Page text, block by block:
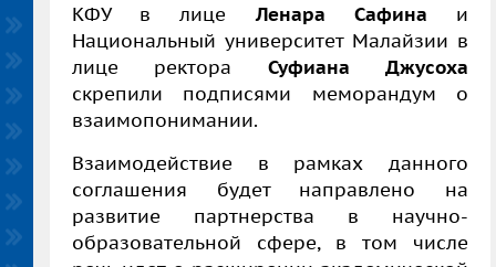
КФУ в лицеЛенара Сафина и
Национальный университет Малайзии в
лице ректора Суфиана Джусоха
скрепили подписями меморандум о
взаимопонимании.
Взаимодействие в рамках данного
соглашения будет направлено на
развитие партнерства в научно-
образовательной сфере, в том числе